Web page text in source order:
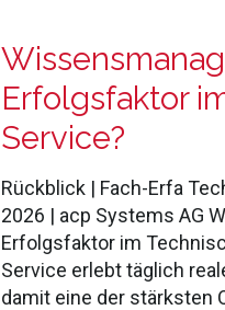
Erfolgsfaktor
Service?
Rückblick | Fach-Erfa
2026 | acp Systems AG
Erfolgsfaktor im
Service erlebt täglich
damit eine der stärksten